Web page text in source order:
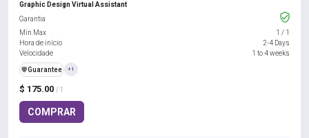
Graphic Design Virtual Assistant
$ 175.00 / 1
COMPRAR
Garantia
Min Max
1 / 1
Hora de início
2-4 Days
Velocidade
1 to 4 weeks
️🛡️Guarantee +1